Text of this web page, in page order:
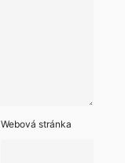
Webová stránka